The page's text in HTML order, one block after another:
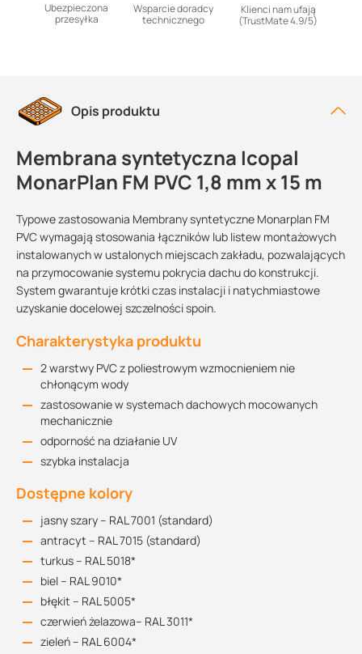
Ubezpieczona
przesyłka
Wsparcie doradcy
technicznego
Klienci nam ufają
(TrustMate 4.9/5)
Opis produktu
Membrana syntetyczna Icopal
MonarPlan FM PVC 1,8 mm x 15 m
Typowe zastosowania Membrany syntetyczne Monarplan FM
PVC wymagają stosowania łączników lub listew montażowych
instalowanych w ustalonych miejscach zakładu, pozwalających
na przymocowanie systemu pokrycia dachu do konstrukcji.
System gwarantuje krótki czas instalacji i natychmiastowe
uzyskanie docelowej szczelności spoin.
Charakterystyka produktu
2 warstwy PVC z poliestrowym wzmocnieniem nie
chłonącym wody
zastosowanie w systemach dachowych mocowanych
mechanicznie
odporność na działanie UV
szybka instalacja
Dostępne kolory
jasny szary – RAL 7001 (standard)
antracyt – RAL 7015 (standard)
turkus – RAL 5018*
biel – RAL 9010*
błękit – RAL 5005*
czerwień żelazowa– RAL 3011*
zieleń – RAL 6004*